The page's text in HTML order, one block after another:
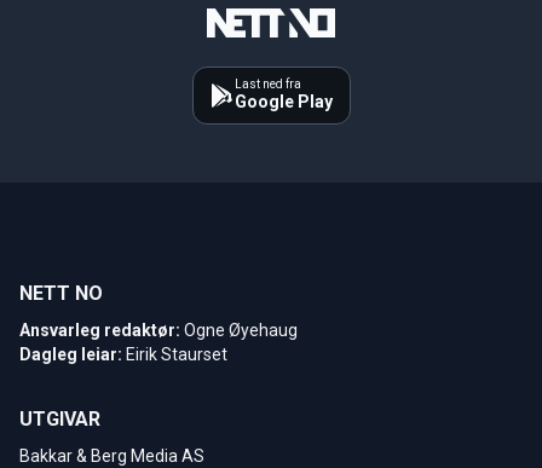
Last ned fra
Google Play
NETT NO
Ansvarleg redaktør: Ogne Øyehaug
Dagleg leiar: Eirik Staurset
UTGIVAR
Bakkar & Berg Media AS